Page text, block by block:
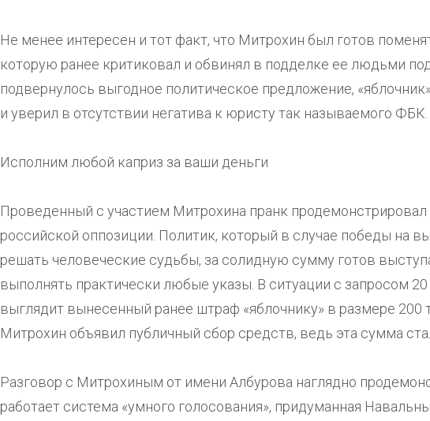
Не менее интересен и тот факт, что Митрохин был готов
которую ранее критиковал и обвинял в подделке ее людьми
подвернулось выгодное политическое предложение,
и уверил в отсутствии негатива к юристу так называемого ФБК.
Исполним любой каприз за ваши деньги
Проведенный с участием Митрохина пранк
российской оппозиции. Политик, который в случае победы на
решать человеческие судьбы, за солидную сумму готов
выполнять практически любые указы. В ситуации с запросом
выглядит вынесенный ранее штраф «яблочнику» в размере 200
Митрохин объявил публичный сбор средств, ведь эта сумма
Разговор с Митрохиным от имени Албурова наглядно
работает система «умного голосования», придуманная